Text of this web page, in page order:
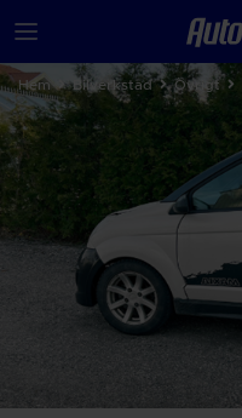
Hem Bilverkstad Övrigt